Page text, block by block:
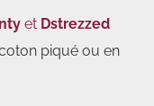
et Dstrezzed
piqué ou en